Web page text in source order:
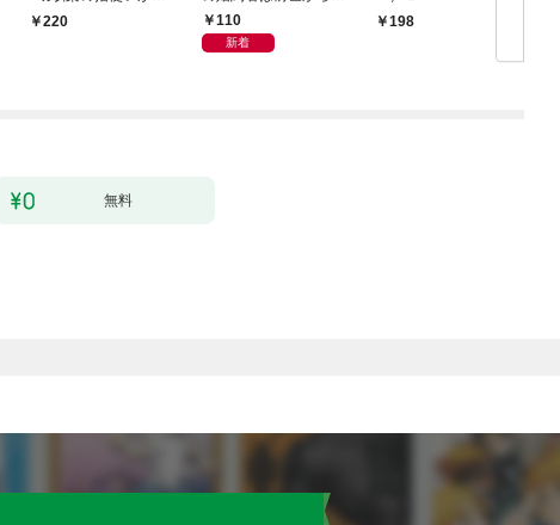
ッチすぎる！~(1)
220
執愛で私を蝕む～
（1）
110
新着
198
無料